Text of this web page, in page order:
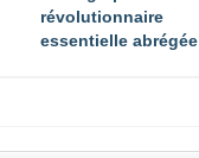
révolutionnaire
essentielle abrégée